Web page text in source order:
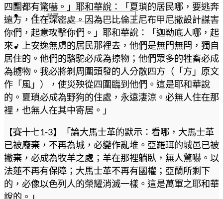
四圍都有驚嚇。」耶和華說：「夏瑣的居民哪，要逃奔
遠方，住在深密處。因為巴比倫王尼布甲尼撒設計謀害
你們，起意攻擊你們。」耶和華說：「迦勒底人哪，起
來，上安逸無慮的居民那裡去，他們是無門無閂，獨自
居住的。他們的駱駝必成為掠物；他們眾多的牲畜必成
為擄物。我必將剃周圍頭發的人分散四方（「方」原文
作「風」），使災殃從四圍臨到他們。這是耶和華說
的。夏瑣必成為野狗的住處，永遠淒涼。必無人住在那
裡，也無人在其中寄居。」
【賽十七1-3】「論大馬士革的默示：看哪，大馬士革
已被廢棄，不再為城，必變作亂堆。亞羅珥的城邑已被
撇棄，必成為牧羊之處；羊在那裡躺臥，無人驚嚇。以
法蓮不再有保障；大馬士革不再有國權；亞蘭所剩下
的，必像以色列人的榮耀消滅一樣。這是萬軍之耶和華
說的。」